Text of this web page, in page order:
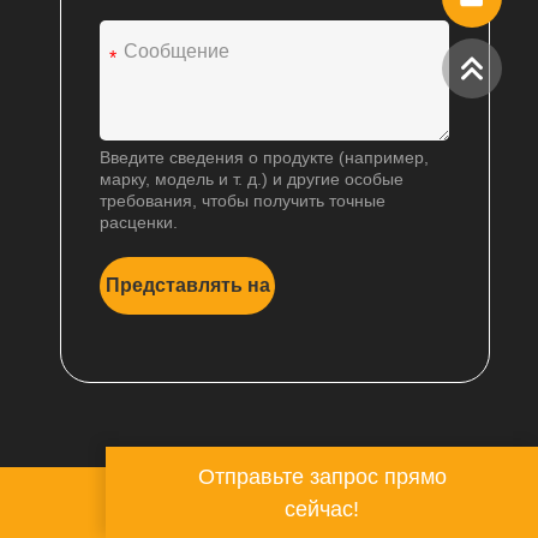
*
Введите сведения о продукте (например,
марку, модель и т. д.) и другие особые
требования, чтобы получить точные
расценки.
Представлять на
e
Отправьте запрос прямо
сейчас!